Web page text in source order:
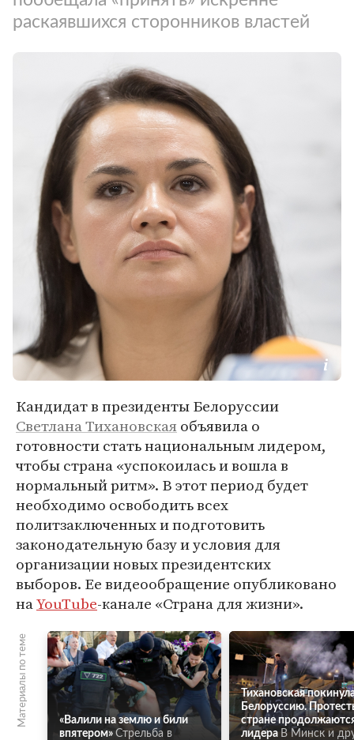
раскаявшихся сторонников властей
Кандидат в президенты Белоруссии
Светлана Тихановская объявила о
готовности стать национальным лидером,
чтобы страна «успокоилась и вошла в
нормальный ритм». В этот период будет
необходимо освободить всех
политзаключенных и подготовить
законодательную базу и условия для
организации новых президентских
выборов. Ее видеообращение опубликовано
наYouTube-канале «Страна для жизни».
Материалы по теме
«Валили на землю и били
впятером» Стрельба в
Тихановская
Белоруссию.
стране
лидера В Минск и